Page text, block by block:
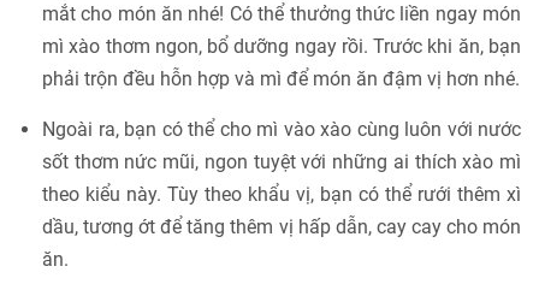
mắt cho món ăn nhé! Có thể thưởng thức liền ngay món
mì xào thơm ngon, bổ dưỡng ngay rồi. Trước khi ăn, bạn
phải trộn đều hỗn hợp và mì để món ăn đậm vị hơn nhé.
Ngoài ra, bạn có thể cho mì vào xào cùng luôn với nước
sốt thơm nức mũi, ngon tuyệt với những ai thích xào mì
theo kiểu này. Tùy theo khẩu vị, bạn có thể rưới thêm xì
dầu, tương ớt để tăng thêm vị hấp dẫn, cay cay cho món
ăn.